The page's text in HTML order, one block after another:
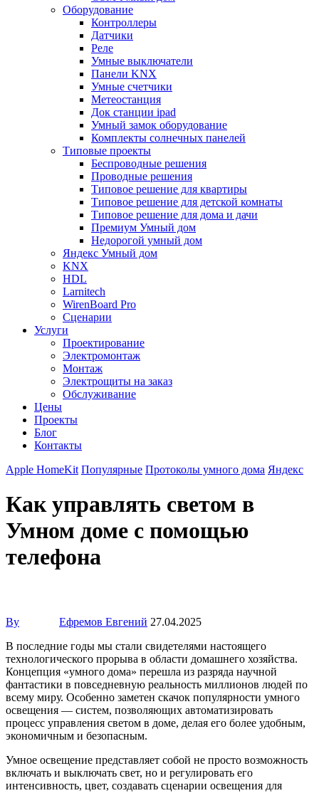
Оборудование
Контроллеры
Датчики
Реле
Умные выключатели
Панели KNX
Умные счетчики
Метеостанция
Док станции ipad
Умный замок оборудование
Комплекты солнечных панелей
Типовые проекты
Беспроводные решения
Проводные решения
Типовое решение для квартиры
Типовое решение для детской комнаты
Типовое решение для дома и дачи
Премиум Умный дом
Недорогой умный дом
Яндекс Умный дом
KNX
HDL
Larnitech
WirenBoard Pro
Сценарии
Услуги
Проектирование
Электромонтаж
Монтаж
Электрощиты на заказ
Обслуживание
Цены
Проекты
Блог
Контакты
Apple HomeKit Популярные Протоколы умного дома Яндекс
Как управлять светом в
Умном доме с помощью
телефона
By Ефремов Евгений 27.04.2025
В последние годы мы стали свидетелями настоящего
технологического прорыва в области домашнего хозяйства.
Концепция «умного дома» перешла из разряда научной
фантастики в повседневную реальность миллионов людей по
всему миру. Особенно заметен скачок популярности умного
освещения — систем, позволяющих автоматизировать
процесс управления светом в доме, делая его более удобным,
экономичным и безопасным.
Умное освещение представляет собой не просто возможность
включать и выключать свет, но и регулировать его
интенсивность, цвет, создавать сценарии освещения для